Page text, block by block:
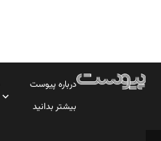
درباره پیوست
بیشتر بدانید